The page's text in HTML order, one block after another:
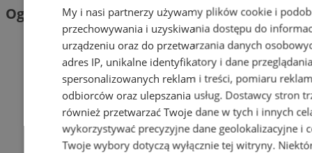
OgłoszeniaMy i nasi partnerzy używamy plików cookie i
przechowywania i uzyskiwania dostępu do
urządzeniu oraz do przetwarzania danych
adres IP, unikalne identyfikatory i dane
spersonalizowanych reklam i treści, pomiaru
odbiorców oraz ulepszania usług. Dostawcy stron
również przetwarzać Twoje dane w tych i innych
wykorzystywać precyzyjne dane geolokalizacyjne i
Twoje wybory dotyczą wyłącznie tej witryny.